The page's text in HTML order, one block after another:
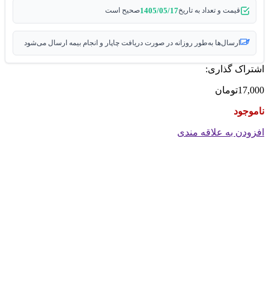
قیمت و تعداد به تاریخ1405/05/17صحیح است
ارسال‌ها به‌طور روزانه در صورت دریافت چاپار و انجام بیمه ارسال می‌شود
اشتراک گذاری:
17,000تومان
ناموجود
افزودن به علاقه مندی